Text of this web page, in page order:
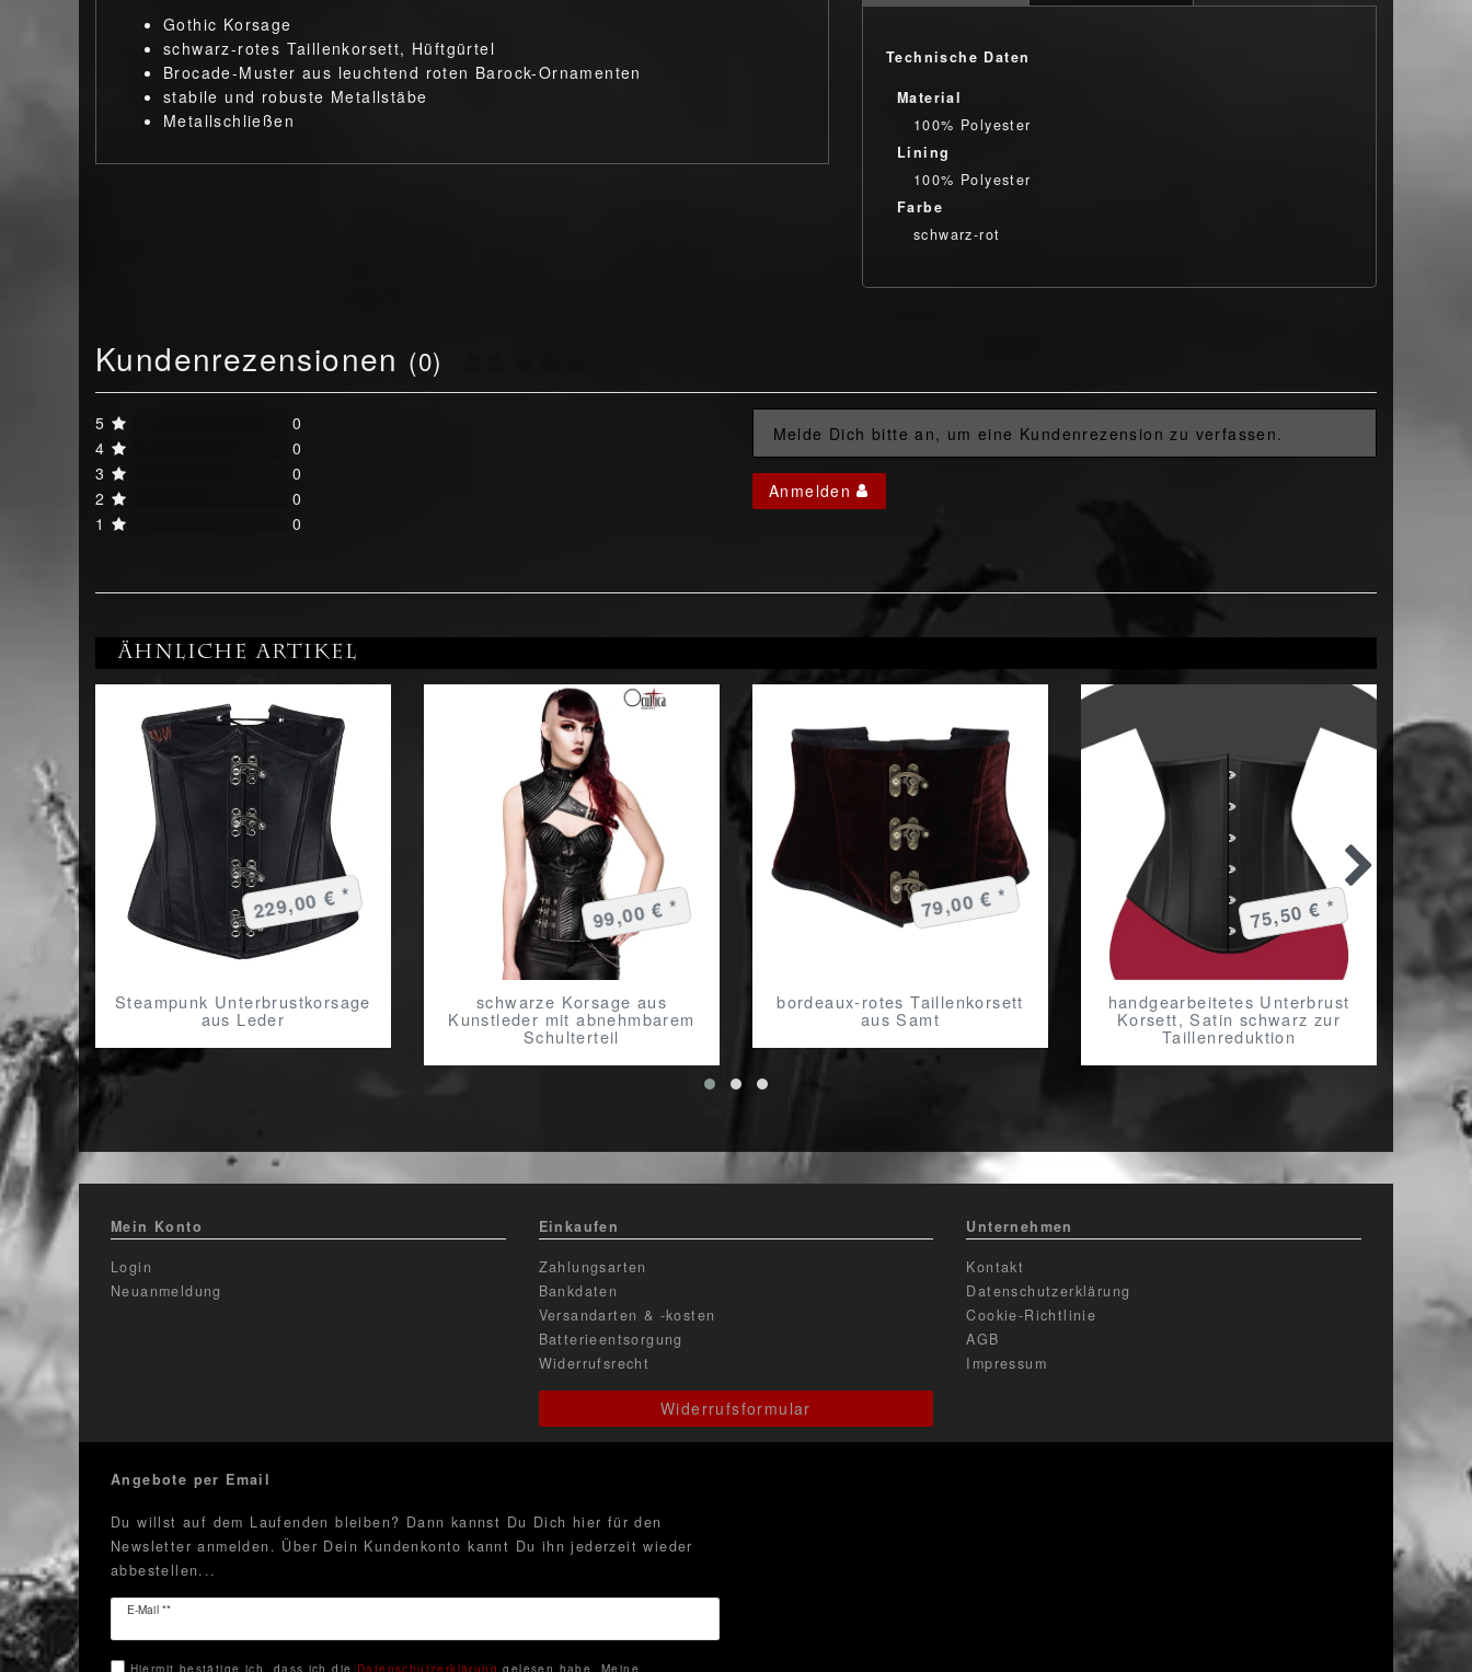
Gothic Korsage
schwarz-rotes Taillenkorsett, Hüftgürtel
Brocade-Muster aus leuchtend roten Barock-Ornamenten
stabile und robuste Metallstäbe
Metallschließen
Technische Daten
Material
100% Polyester
Lining
100% Polyester
Farbe
schwarz-rot
Kundenrezensionen (0)
5
0
4
0
3
0
2
0
1
0
Melde Dich bitte an, um eine Kundenrezension zu verfassen.
Anmelden
Ähnliche Artikel
Steampunk Unterbrustkorsage
aus Leder
229,00 € *
schwarze Korsage aus
Kunstleder mit abnehmbarem
Schulterteil
99,00 € *
bordeaux-rotes Taillenkorsett
aus Samt
79,00 € *
handgearbeitetes Unterbrust
Korsett, Satin schwarz zur
Taillenreduktion
75,50 € *
Mein Konto
Login
Neuanmeldung
Einkaufen
Zahlungsarten
Bankdaten
Versandarten & -kosten
Batterieentsorgung
Widerrufsrecht
Widerrufsformular
Unternehmen
Kontakt
Datenschutzerklärung
Cookie-Richtlinie
AGB
Impressum
Angebote per Email
Du willst auf dem Laufenden bleiben? Dann kannst Du Dich hier für den
Newsletter anmelden. Über Dein Kundenkonto kannt Du ihn jederzeit wieder
abbestellen...
E-Mail **
Newsletter
Hiermit bestätige ich, dass ich die Daten­schutz­erklärung gelesen habe. Meine